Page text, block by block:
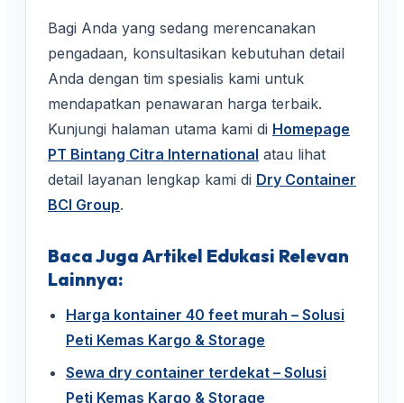
Bagi Anda yang sedang merencanakan
pengadaan, konsultasikan kebutuhan detail
Anda dengan tim spesialis kami untuk
mendapatkan penawaran harga terbaik.
Kunjungi halaman utama kami di Homepage
PT Bintang Citra International atau lihat
detail layanan lengkap kami di Dry Container
BCI Group.
Baca Juga Artikel Edukasi Relevan
Lainnya:
Harga kontainer 40 feet murah – Solusi
Peti Kemas Kargo & Storage
Sewa dry container terdekat – Solusi
Peti Kemas Kargo & Storage